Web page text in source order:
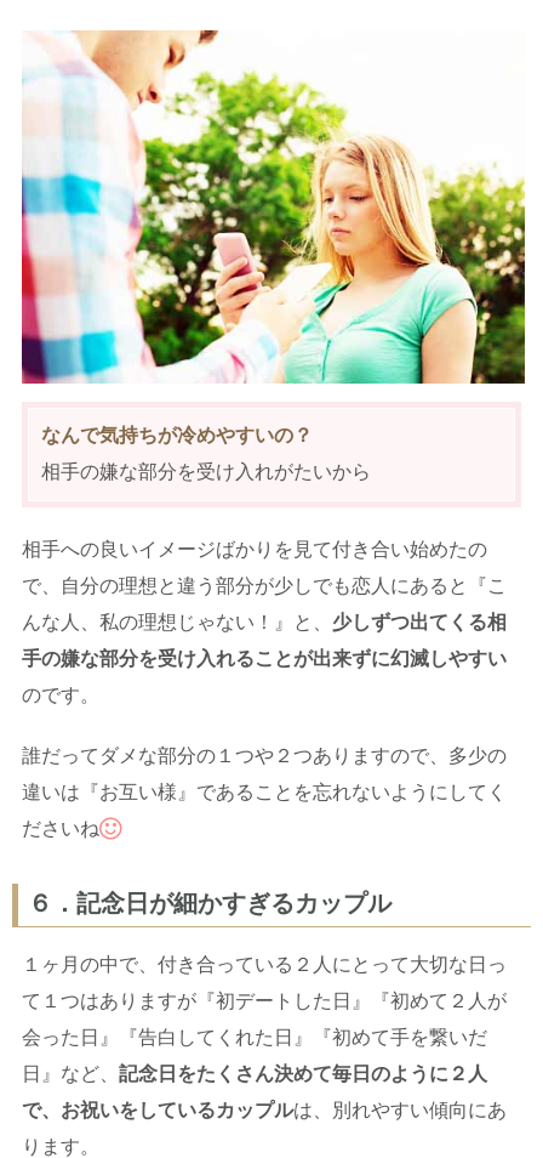
なんで気持ちが冷めやすいの？
相手の嫌な部分を受け入れがたいから
相手への良いイメージばかりを見て付き合い始めたの
で、自分の理想と違う部分が少しでも恋人にあると『こ
んな人、私の理想じゃない！』と、 少しずつ出てくる相
手の嫌な部分を受け入れることが出来ずに幻滅しやすい
のです。
誰だってダメな部分の１つや２つありますので、多少の
違いは『お互い様』であることを忘れないようにしてく
ださいね
６．記念日が細かすぎるカップル
１ヶ月の中で、付き合っている２人にとって大切な日っ
て１つはありますが『初デートした日』『初めて２人が
会った日』『告白してくれた日』『初めて手を繋いだ
日』など、 記念日をたくさん決めて毎日のように２人
で、お祝いをしているカップルは、別れやすい傾向にあ
ります。